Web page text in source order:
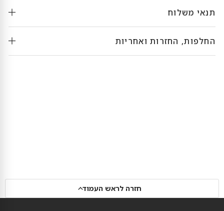
תנאי משלוח
החלפות, החזרות ואחריות
חזרה לראש העמוד